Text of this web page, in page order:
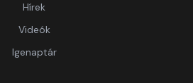
Hírek
Videók
Igenaptár